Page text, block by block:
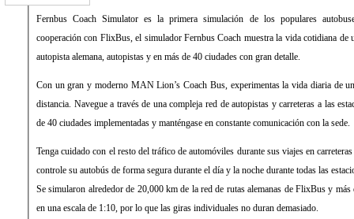
Fernbus Coach Simulator es la primera simulación de los populares
cooperación con FlixBus, el simulador Fernbus Coach muestra la vida cotidiana de
autopista alemana, autopistas y en más de 40 ciudades con gran detalle.
Con un gran y moderno MAN Lion’s Coach Bus, experimentas la vida diaria de
distancia. Navegue a través de una compleja red de autopistas y carreteras a las
de 40 ciudades implementadas y manténgase en constante comunicación con la sede.
Tenga cuidado con el resto del tráfico de automóviles durante sus viajes en
controle su autobús de forma segura durante el día y la noche durante todas las
Se simularon alrededor de 20,000 km de la red de rutas alemanas de FlixBus y
en una escala de 1:10, por lo que las giras individuales no duran demasiado.